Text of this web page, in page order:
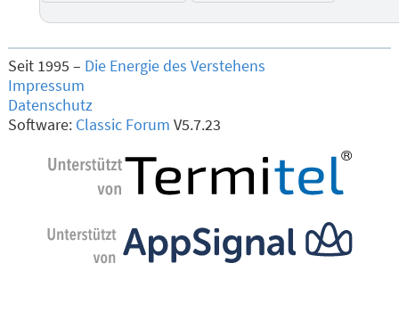
Seit 1995 – Die Energie des Verstehens
Impressum
Datenschutz
Software: Classic Forum V5.7.23